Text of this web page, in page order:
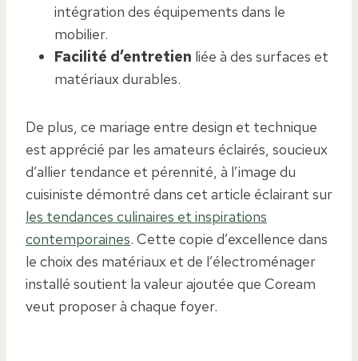
intégration des équipements dans le
mobilier.
Facilité d’entretien liée à des surfaces et
matériaux durables.
De plus, ce mariage entre design et technique
est apprécié par les amateurs éclairés, soucieux
d’allier tendance et pérennité, à l’image du
cuisiniste démontré dans cet article éclairant sur
les tendances culinaires et inspirations
contemporaines. Cette copie d’excellence dans
le choix des matériaux et de l’électroménager
installé soutient la valeur ajoutée que Coream
veut proposer à chaque foyer.